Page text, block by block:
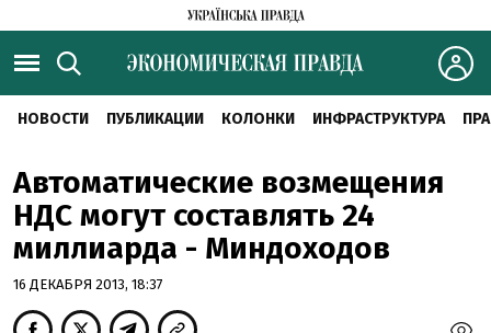
НОВОСТИ ПУБЛИКАЦИИ КОЛОНКИ ИНФРАСТРУКТУРА
Автоматические возмещения
НДС могут составлять 24
миллиарда - Миндоходов
16 ДЕКАБРЯ 2013, 18:37